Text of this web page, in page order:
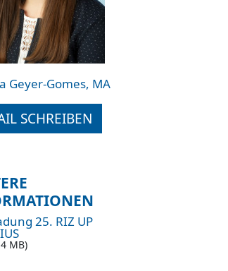
Geyer-Gomes, MA
SCHREIBEN
25. RIZ UP
MB)